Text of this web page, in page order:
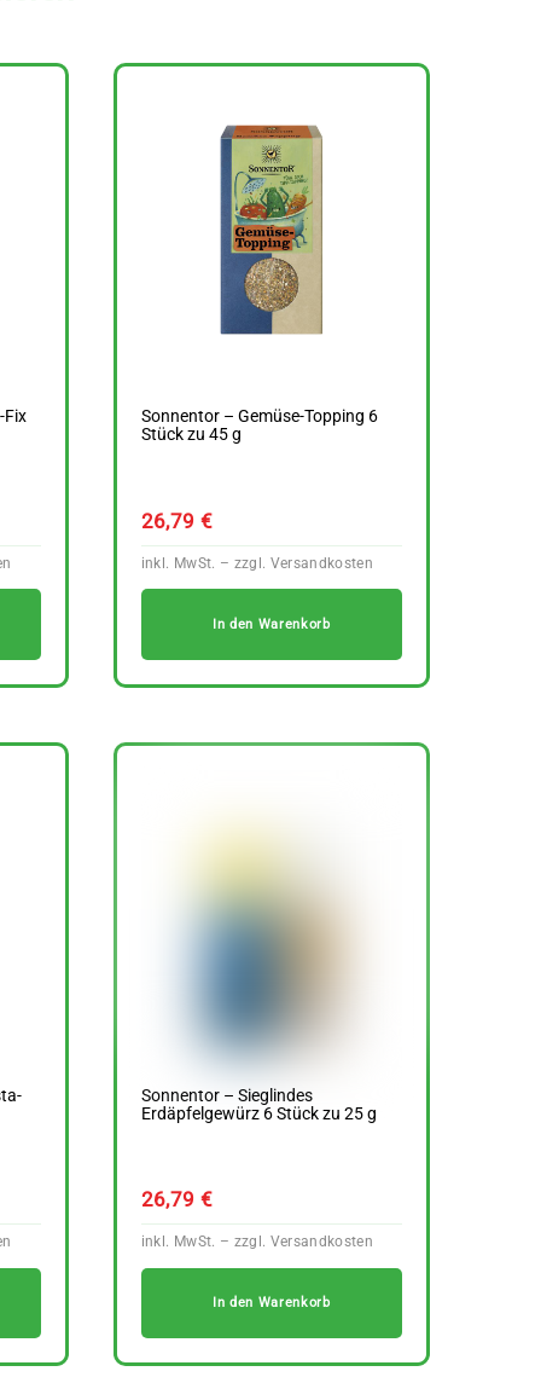
Fix
Sonnentor – Gemüse-Topping 6
Stück zu 45 g
26,79 €
In den Warenkorb
Sonnentor – Sieglindes
Erdäpfelgewürz 6 Stück zu 25 g
26,79 €
In den Warenkorb